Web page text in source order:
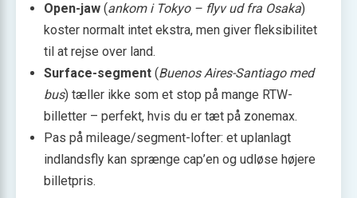
Open-jaw (ankom i Tokyo – flyv ud fra Osaka)
koster normalt intet ekstra, men giver fleksibilitet
til at rejse over land.
Surface-segment (Buenos Aires-Santiago med
bus) tæller ikke som et stop på mange RTW-
billetter – perfekt, hvis du er tæt på zonemax.
Pas på mileage/segment-lofter: et uplanlagt
indlandsfly kan sprænge cap’en og udløse højere
billetpris.